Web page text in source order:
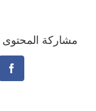
مشاركة المحتوى